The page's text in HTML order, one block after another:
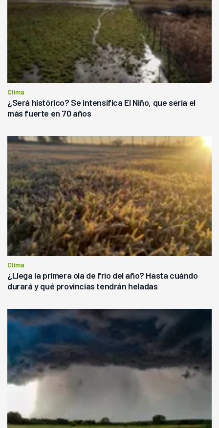
Clima
¿Será histórico? Se intensifica El Niño, que sería el
más fuerte en 70 años
Clima
¿Llega la primera ola de frío del año? Hasta cuándo
durará y qué provincias tendrán heladas